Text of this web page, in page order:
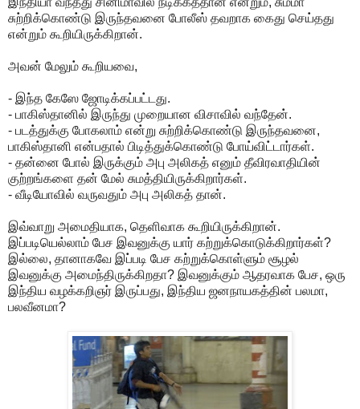
சுற்றிக்கொண்டு இருந்தவனை போலீஸ் தவறாக கைது செய்தது
என்றும் கூறியிருக்கிறான்.
அவன் மேலும் கூறியவை,
- இந்த கேஸே ஜோடிக்கப்பட்டது.
- பாகிஸ்தானில் இருந்து முறையான விசாவில் வந்தேன்.
- படத்துக்கு போகலாம் என்று சுற்றிக்கொண்டு இருந்தவனை,
பாகிஸ்தானி என்பதால் பிடித்துக்கொண்டு போய்விட்டார்கள்.
- தன்னை போல் இருக்கும் அபு அலிகத் எனும் தீவிரவாதியின்
குற்றங்களை தன் மேல் சுமத்தியிருக்கிறார்கள்.
- வீடியோவில் வருவதும் அபு அலிகத் தான்.
இவ்வாறு அமைதியாக, தெளிவாக கூறியிருக்கிறான்.
இப்படியெல்லாம் பேச இவனுக்கு யார் கற்றுக்கொடுக்கிறார்கள்?
இல்லை, தானாகவே இப்படி பேச கற்றுக்கொள்ளும் சூழல்
இவனுக்கு அமைந்திருக்கிறதா? இவனுக்கும் ஆதரவாக பேச, ஒரு
இந்திய வழக்கறிஞர் இருப்பது, இந்திய ஜனநாயகத்தின் பலமா,
பலவீனமா?